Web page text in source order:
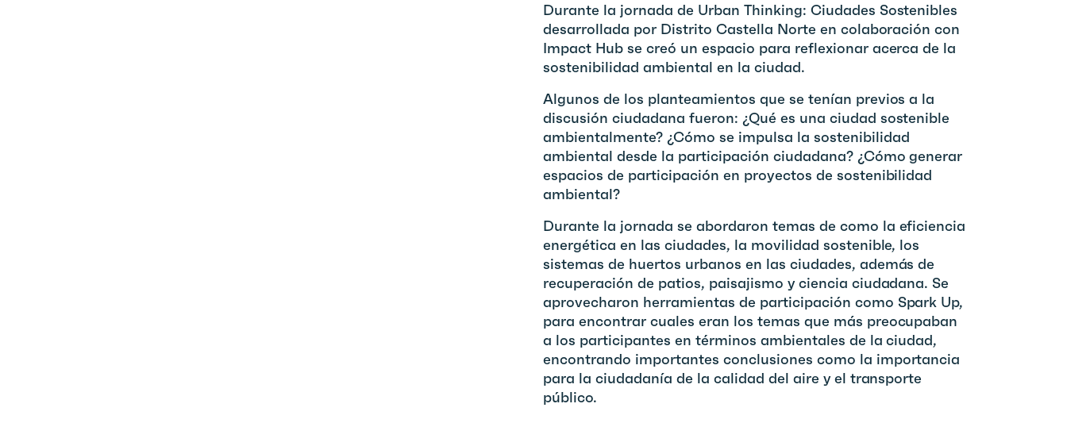
Durante la jornada de Urban Thinking: Ciudades Sostenibles
desarrollada por Distrito Castella Norte en colaboración con
Impact Hub se creó un espacio para reflexionar acerca de la
sostenibilidad ambiental en la ciudad.
Algunos de los planteamientos que se tenían previos a la
discusión ciudadana fueron: ¿Qué es una ciudad sostenible
ambientalmente? ¿Cómo se impulsa la sostenibilidad
ambiental desde la participación ciudadana? ¿Cómo generar
espacios de participación en proyectos de sostenibilidad
ambiental?
Durante la jornada se abordaron temas de como la eficiencia
energética en las ciudades, la movilidad sostenible, los
sistemas de huertos urbanos en las ciudades, además de
recuperación de patios, paisajismo y ciencia ciudadana. Se
aprovecharon herramientas de participación como Spark Up,
para encontrar cuales eran los temas que más preocupaban
a los participantes en términos ambientales de la ciudad,
encontrando importantes conclusiones como la importancia
para la ciudadanía de la calidad del aire y el transporte
público.